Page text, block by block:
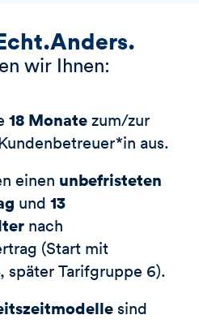
wir Ihnen:
18 Monatezum/zur
aus.
einen unbefristeten
und 13
nach
(Start mit
später Tarifgruppe 6).
sind